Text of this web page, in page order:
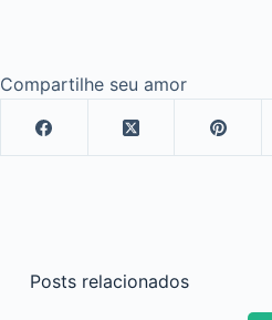
Compartilhe seu amor
Posts relacionados